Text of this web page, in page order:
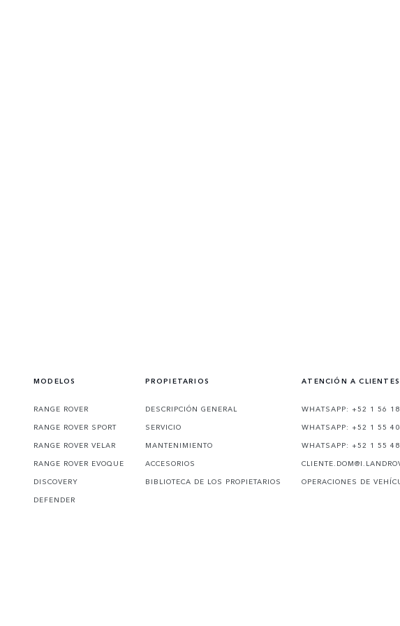
MODELOS
RANGE ROVER
RANGE ROVER SPORT
RANGE ROVER VELAR
RANGE ROVER EVOQUE
DISCOVERY
DEFENDER
PROPIETARIOS
DESCRIPCIÓN GENERAL
SERVICIO
MANTENIMIENTO
ACCESORIOS
BIBLIOTECA DE LOS PROPIETARIOS
ATENCIÓN A CLIENTES
WHATSAPP: +52 1 56
WHATSAPP: +52 1 55
WHATSAPP: +52 1 55
OPERACIONES DE